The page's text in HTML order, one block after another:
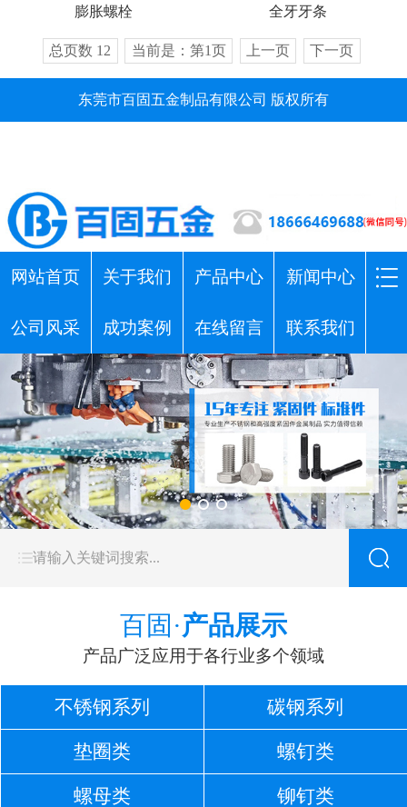
膨胀螺栓 全牙牙条
总页数 12 当前是：第1页 上一页 下一页
东莞市百固五金制品有限公司 版权所有
网站首页 关于我们 产品中心 新闻中心
公司风采 成功案例 在线留言 联系我们
百固·产品展示
产品广泛应用于各行业多个领域
不锈钢系列 碳钢系列
垫圈类 螺钉类
螺母类 铆钉类